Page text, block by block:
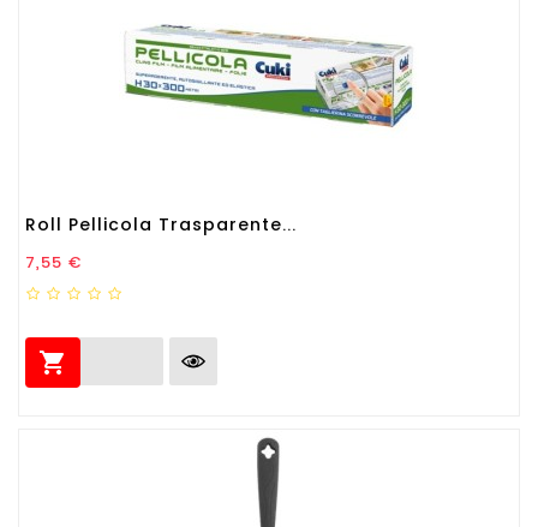
Roll Pellicola Trasparente...
Prezzo
7,55 €
